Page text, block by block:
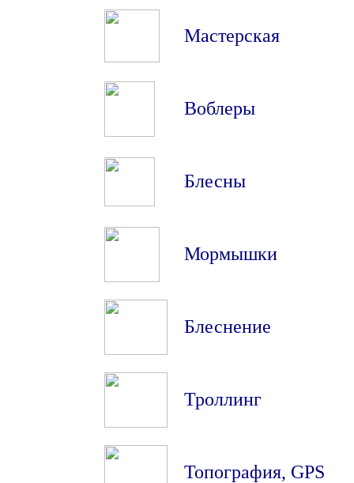
Мастерская
Воблеры
Блесны
Мормышки
Блеснение
Троллинг
Топография, GPS